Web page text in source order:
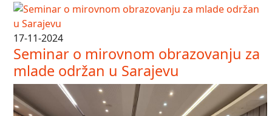
17-11-2024
Seminar o mirovnom obrazovanju za
mlade održan u Sarajevu